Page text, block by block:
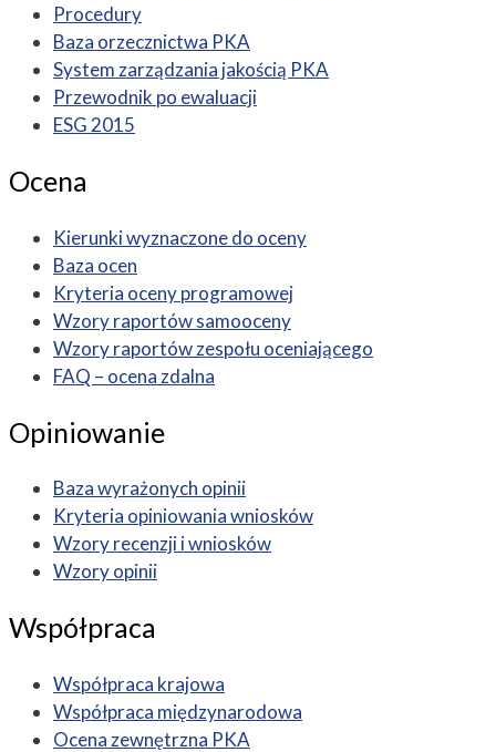
Procedury
Baza orzecznictwa PKA
System zarządzania jakością PKA
Przewodnik po ewaluacji
ESG 2015
Ocena
Kierunki wyznaczone do oceny
Baza ocen
Kryteria oceny programowej
Wzory raportów samooceny
Wzory raportów zespołu oceniającego
FAQ – ocena zdalna
Opiniowanie
Baza wyrażonych opinii
Kryteria opiniowania wniosków
Wzory recenzji i wniosków
Wzory opinii
Współpraca
Współpraca krajowa
Współpraca międzynarodowa
Ocena zewnętrzna PKA